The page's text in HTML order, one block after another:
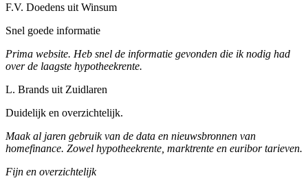
F.V. Doedens uit Winsum
Snel goede informatie
Prima website. Heb snel de informatie gevonden die ik nodig had
over de laagste hypotheekrente.
L. Brands uit Zuidlaren
Duidelijk en overzichtelijk.
Maak al jaren gebruik van de data en nieuwsbronnen van
homefinance. Zowel hypotheekrente, marktrente en euribor tarieven.
Fijn en overzichtelijk